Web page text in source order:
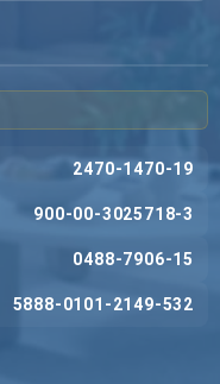
2470-1470-19
900-00-3025718-3
0488-7906-15
5888-0101-2149-532